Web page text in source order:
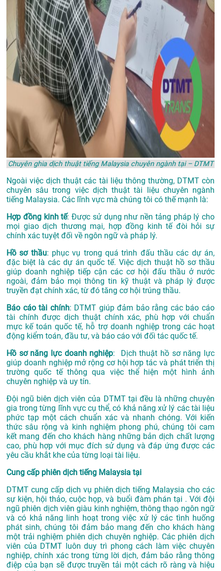
Chuyên ghia dịch thuật tiếng Malaysia chuyên ngành tại – DTMT
Ngoài việc dịch thuật các tài liệu thông thường, DTMT còn
chuyên sâu trong việc dịch thuật tài liệu chuyên ngành
tiếng Malaysia. Các lĩnh vực mà chúng tôi có thế mạnh là:
Hợp đồng kinh tế: Được sử dụng như nền tảng pháp lý cho
mọi giao dịch thương mại, hợp đồng kinh tế đòi hỏi sự
chính xác tuyệt đối về ngôn ngữ và pháp lý.
Hồ sơ thầu: phục vụ trong quá trình đấu thầu các dự án,
đặc biệt là các dự án quốc tế. Việc dịch thuật hồ sơ thầu
giúp doanh nghiệp tiếp cận các cơ hội đấu thầu ở nước
ngoài, đảm bảo mọi thông tin kỹ thuật và pháp lý được
truyền đạt chính xác, từ đó tăng cơ hội trúng thầu.
Báo cáo tài chính: DTMT giúp đảm bảo rằng các báo cáo
tài chính được dịch thuật chính xác, phù hợp với chuẩn
mực kế toán quốc tế, hỗ trợ doanh nghiệp trong các hoạt
động kiểm toán, đầu tư, và báo cáo với đối tác quốc tế.
Hồ sơ năng lực doanh nghiệp: Dịch thuật hồ sơ năng lực
giúp doanh nghiệp mở rộng cơ hội hợp tác và phát triển thị
trường quốc tế thông qua việc thể hiện một hình ảnh
chuyên nghiệp và uy tín.
Đội ngũ biên dịch viên của DTMT tại đều là những chuyên
gia trong từng lĩnh vực cụ thể, có khả năng xử lý các tài liệu
phức tạp một cách chuẩn xác và nhanh chóng. Với kiến
thức sâu rộng và kinh nghiệm phong phú, chúng tôi cam
kết mang đến cho khách hàng những bản dịch chất lượng
cao, phù hợp với mục đích sử dụng và đáp ứng được các
yêu cầu khắt khe của từng loại tài liệu.
Cung cấp phiên dịch tiếng Malaysia tại
DTMT cung cấp dịch vụ phiên dịch tiếng Malaysia cho các
sự kiện, hội thảo, cuộc họp, và buổi đàm phán tại . Với đội
ngũ phiên dịch viên giàu kinh nghiệm, thông thạo ngôn ngữ
và có khả năng linh hoạt trong việc xử lý các tình huống
phát sinh, chúng tôi đảm bảo mang đến cho khách hàng
một trải nghiệm phiên dịch chuyên nghiệp. Các phiên dịch
viên của DTMT luôn duy trì phong cách làm việc chuyên
nghiệp, chính xác trong từng lời dịch, đảm bảo rằng thông
điệp của bạn sẽ được truyền tải một cách rõ ràng và hiệu